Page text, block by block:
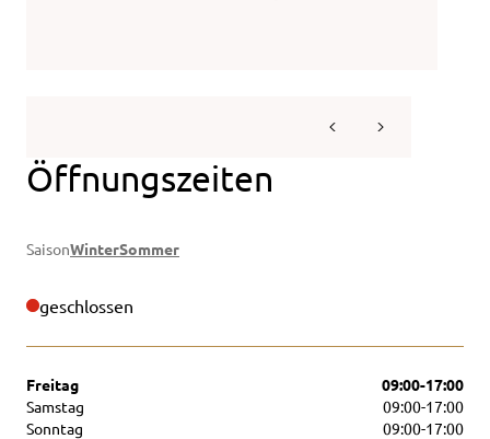
Öffnungszeiten
SaisonWinterSommer
geschlossen
Freitag
09:00-17:00
Samstag
09:00-17:00
Sonntag
09:00-17:00